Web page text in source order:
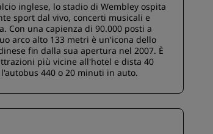
inglese, lo stadio di Wembley ospita
sport dal vivo, concerti musicali e
Con una capienza di 90.000 posti a
arco alto 133 metri è un'icona dello
fin dalla sua apertura nel 2007. È
più vicine all'hotel e dista 40
440 o 20 minuti in auto.